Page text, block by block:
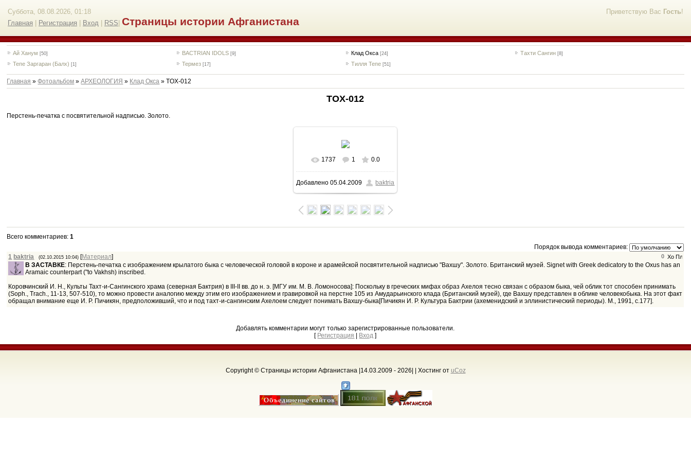
Приветствую Вас Гость!
Суббота, 08.08.2026, 01:18
Главная
Регистрация Вход RSS Страницы истории Афганистана
Ай Ханум [50] BACTRIAN IDOLS [9] Клад Окса [24] Тахти Сангин [8]
Тепе Заргаран (Балх) [1] Термез [17] Тилля Тепе [51]
Главная »Фотоальбом »АРХЕОЛОГИЯ » Клад Окса » TOX-012
TOX-012
Перстень-печатка с посвятительной надписью. Золото.
В реальном размере
457x692/ 48.4Kb
1737 1 0.0
Добавлено 05.04.2009 baktria
Всего комментариев:1
Порядок вывода комментариев:
0
1 baktria (02.10.2015 10:04) [Материал]
В ЗАСТАВКЕ: Перстень-печатка с изображением крылатого быка с человеческой головой в короне и арамейской посвятительной надписью "Вахшу". Золото. Британский музей. Signet with Greek dedicatory to the Oxus has an
Aramaic counterpart ("to Vakhsh) inscribed.
Коровчинский И. Н., Культы Тахт-и-Сангинского храма (северная Бактрия) в III-II вв. до н. э. [МГУ им. М. В. Ломоносова]: Поскольку в греческих мифах образ Ахелоя тесно связан с образом быка, чей облик тот способен принимать
(Soph., Trach., 11-13, 507-510), то можно провести аналогию между этим его изображением и гравировкой на перстне 105 из Амударьинского клада (Британский музей), где Вахшу представлен в облике человекобыка. На этот факт
обращал внимание еще И. Р. Пичикян, предположивший, что и под тахт-и-сангинским Ахелоем следует понимать Вахшу-быка[Пичикян И. Р. Культура Бактрии (ахеменидский и эллинистический периоды). М., 1991, с.177].
Добавлять комментарии могут только зарегистрированные пользователи.
[ Регистрация Вход ]
Copyright © Страницы истории Афганистана |14.03.2009 - 2026 Хостинг от uCoz